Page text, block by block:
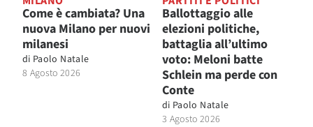
Come è cambiata? Una
nuova Milano per nuovi
milanesi
di Paolo Natale
8 Agosto 2026
Ballottaggio alle
elezioni politiche,
battaglia all’ultimo
voto: Meloni batte
Schlein ma perde con
Conte
di Paolo Natale
3 Agosto 2026